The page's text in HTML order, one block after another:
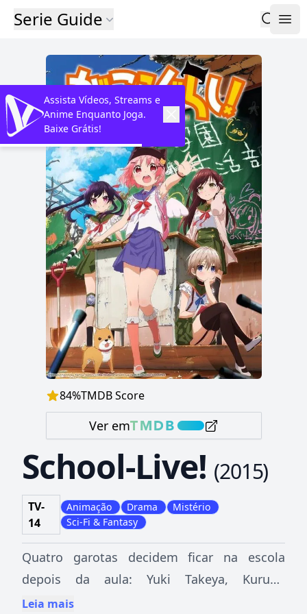
Serie Guide
84%TMDB Score
Ver em
School-Live! (2015)
TV-
14
Animação Drama
Mistério
Sci-Fi & Fantasy
Quatro garotas decidem ficar na escola
depois da aula: Yuki Takeya, Kurumi
Ebisuzawa, Yuuki Wakasa, Miki Naoki. No
Leia mais
Assista Vídeos, Streams e
Anime Enquanto Joga.
Baixe Grátis!